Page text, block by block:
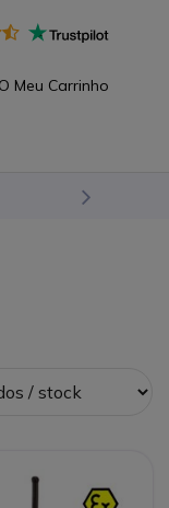
O Meu Carrinho